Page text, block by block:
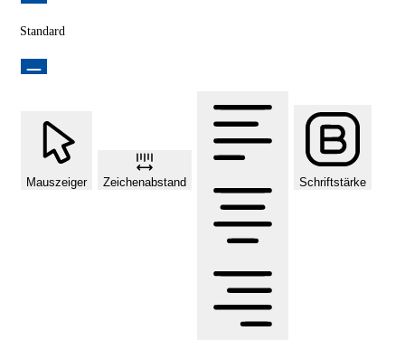
Standard
Mauszeiger Zeichenabstand Schriftstärke